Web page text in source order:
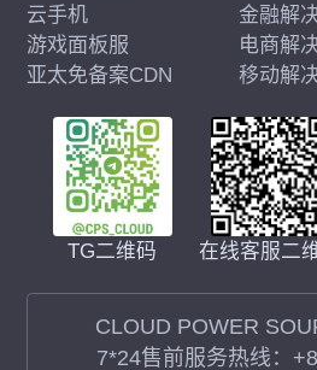
TG二维码 在线客服二
CLOUD POWER
7*24售前服务热线：
云手机
游戏面板服
亚太免备案CDN
金融解
电商解
移动解